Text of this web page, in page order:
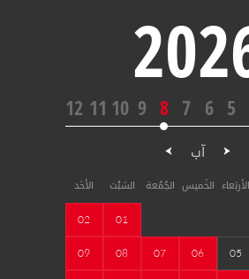
5
6
7
8
9
10
11
12
آب
الأربَعاء الخَميس الجُمُعة السَبْت الأحَد
01
02
05
06
07
08
09